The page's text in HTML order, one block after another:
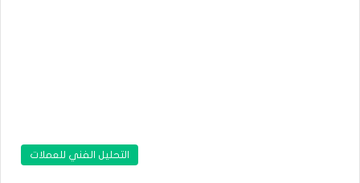
التحليل الفني للعملات